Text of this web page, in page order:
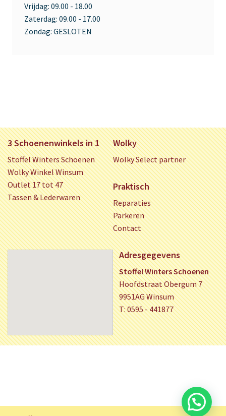
Vrijdag: 09.00 - 18.00
Zaterdag: 09.00 - 17.00
Zondag: GESLOTEN
3 Schoenenwinkels in 1
Stoffel Winters Schoenen
Wolky Winkel Winsum
Outlet 17 tot 47
Tassen & Lederwaren
Wolky
Wolky Select partner
Praktisch
Reparaties
Parkeren
Contact
Adresgegevens
Stoffel Winters Schoenen
Hoofdstraat Obergum 7
9951AG Winsum
T: 0595 - 441877